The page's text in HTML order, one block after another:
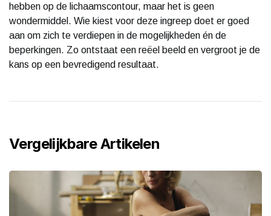
hebben op de lichaamscontour, maar het is geen
wondermiddel. Wie kiest voor deze ingreep doet er goed
aan om zich te verdiepen in de mogelijkheden én de
beperkingen. Zo ontstaat een reëel beeld en vergroot je de
kans op een bevredigend resultaat.
Vergelijkbare Artikelen